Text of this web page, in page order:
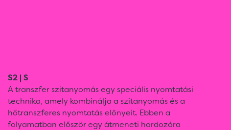
S2 | S
A transzfer szitanyomás egy speciális nyomtatási
technika, amely kombinálja a szitanyomás és a
hőtranszferes nyomtatás előnyeit. Ebben a
folyamatban először egy átmeneti hordozóra